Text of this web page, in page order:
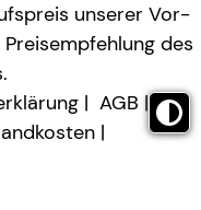
unserer Vor-
des
AGB